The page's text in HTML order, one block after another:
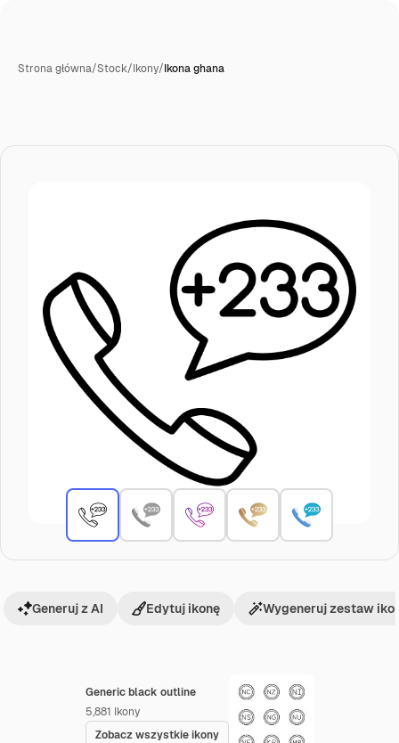
Strona główna/Stock/Ikony/Ikona ghana
Generic black outline
5,881 Ikony
Zobacz wszystkie ikony
Generuj z AI Edytuj ikonę Wygeneruj zestaw